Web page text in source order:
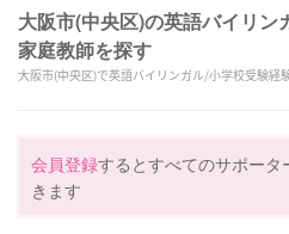
大阪市(中央区)の英語バイリ
家庭教師を探す
大阪市(中央区)で英語バイリンガル/小学校受験経
会員登録するとすべてのサポー
きます